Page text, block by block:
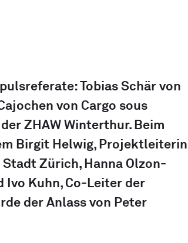
Tobias Schär von
von Cargo sous
ZHAW Winterthur. Beim
Birgit Helwig, Projektleiterin
Zürich, Hanna Olzon-
Ivo Kuhn, Co-Leiter der
der Anlass von Peter